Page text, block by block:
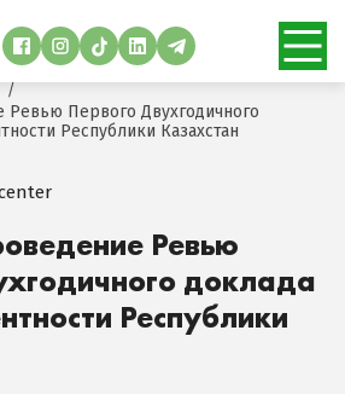
Первого Двухгодичного
Республики Казахстан
Ревью
доклада
Республики